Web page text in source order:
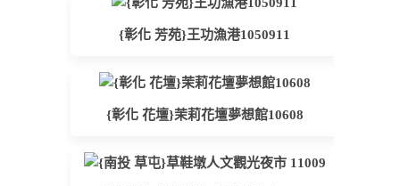
{彰化 芳苑}王功漁港1050911
{彰化 花壇}茉莉花壇夢想館10608